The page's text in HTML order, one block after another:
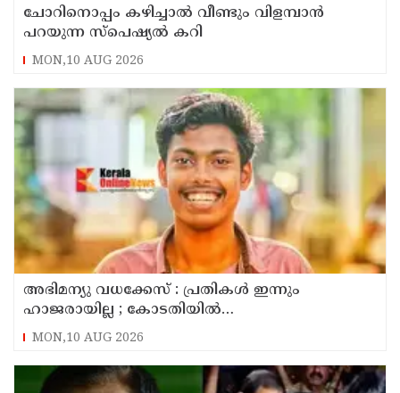
ചോറിനൊപ്പം കഴിച്ചാൽ വീണ്ടും വിളമ്പാൻ
പറയുന്ന സ്പെഷ്യൽ കറി
MON,10 AUG 2026
അഭിമന്യു വധക്കേസ് : പ്രതികൾ ഇന്നും
ഹാജരായില്ല ; കോടതിയിൽ
മാധ്യമപ്രവർത്തകരുള്ളതിനാൽ ഹാജരാകാൻ
MON,10 AUG 2026